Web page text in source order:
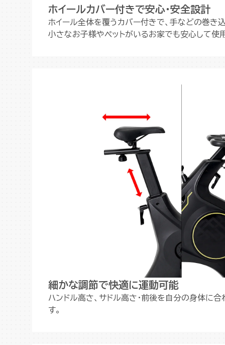
ホイールカバー付きで安心・安全設計
ホイール全体を覆うカバー付きで、手などの巻き
小さなお子様やペットがいるお家でも安心して使
細かな調節で快適に運動可能
ハンドル高さ、サドル高さ・前後を自分の身体に
す。